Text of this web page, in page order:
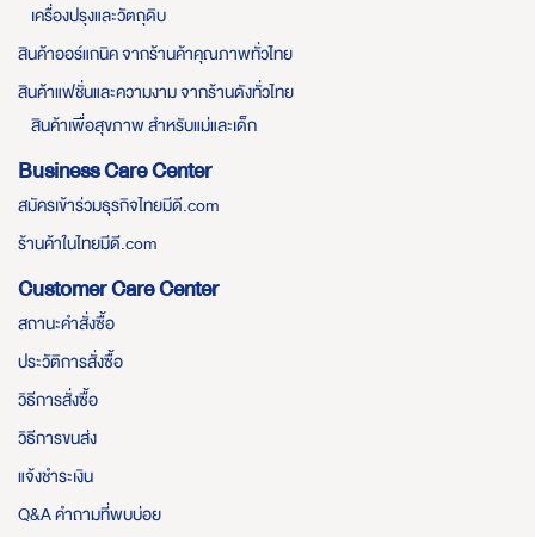
เครื่องปรุงและวัตถุดิบ
สินค้าออร์แกนิค จากร้านค้าคุณภาพทั่วไทย
สินค้าแฟชั่นและความงาม จากร้านดังทั่วไทย
สินค้าเพื่อสุขภาพ สำหรับแม่และเด็ก
Business Care Center
สมัครเข้าร่วมธุรกิจไทยมีดี.com
ร้านค้าในไทยมีดี.com
Customer Care Center
สถานะคำสั่งซื้อ
ประวัติการสั่งซื้อ
วิธีการสั่งซื้อ
วิธีการขนส่ง
แจ้งชำระเงิน
Q&A คำถามที่พบบ่อย